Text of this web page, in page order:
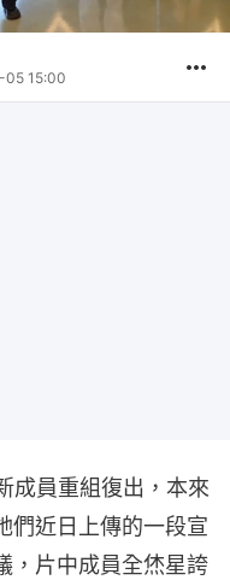
15:00
成員重組復出，本來
們近日上傳的一段宣
，片中成員全烋星誇